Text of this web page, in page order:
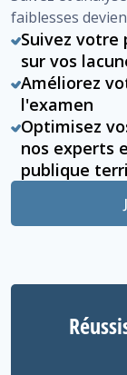
faiblesses
Suivez votre
sur vos
Améliorez
l'examen
Optimisez
nos experts
publique